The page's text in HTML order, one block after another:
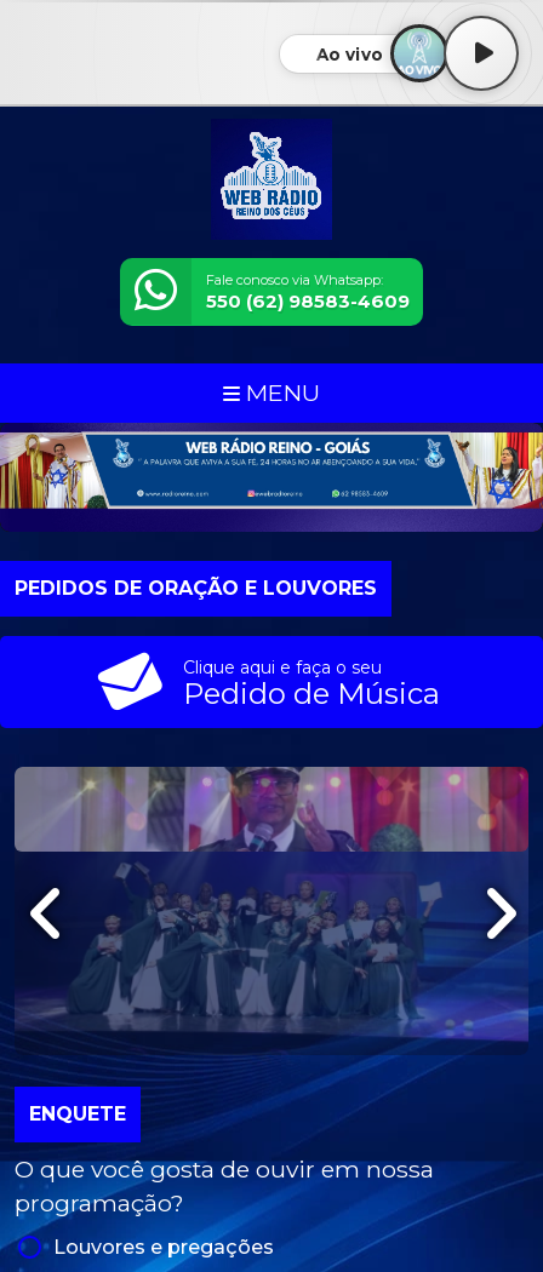
Ao vivo
Fale conosco via Whatsapp:
550 (62) 98583-4609
MENU
PEDIDOS DE ORAÇÃO E LOUVORES
Clique aqui e faça o seu
Pedido de Música
VOCÊ TEM
UM PAPEL
IMPORTANTE
PRA DEUS |
Receba a
oração com o
Bispo
Gilberto
Gomes
ENQUETE
O que você gosta de ouvir em nossa
programação?
Louvores e pregações